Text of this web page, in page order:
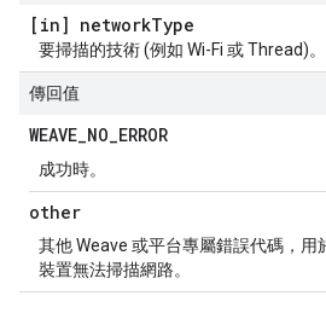
[in] networkType
要掃描的技術 (例如 Wi-Fi 或 Thread)。
傳回值
WEAVE_NO_ERROR
成功時。
other
其他 Weave 或平台專屬錯誤代碼，用
裝置無法掃描網路。